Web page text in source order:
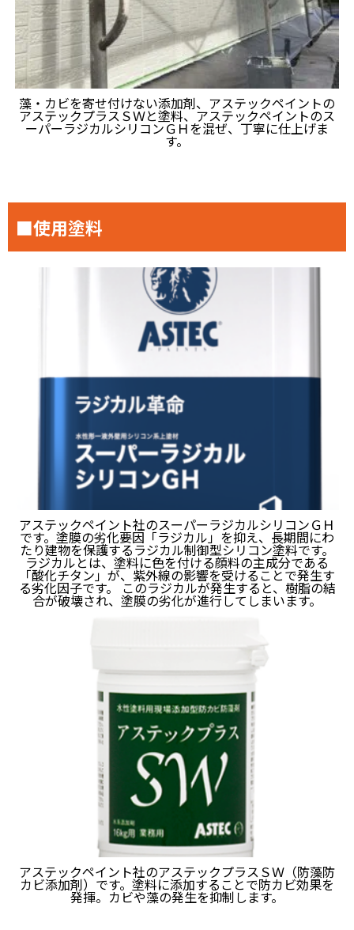
藻・カビを寄せ付けない添加剤、アステックペイントの
アステックプラスＳＷと塗料、アステックペイントのス
ーパーラジカルシリコンＧＨを混ぜ、丁寧に仕上げま
す。
■使用塗料
アステックペイント社のスーパーラジカルシリコンＧＨ
です。塗膜の劣化要因「ラジカル」を抑え、長期間にわ
たり建物を保護するラジカル制御型シリコン塗料です。
ラジカルとは、塗料に色を付ける顔料の主成分である
「酸化チタン」が、紫外線の影響を受けることで発生す
る劣化因子です。 このラジカルが発生すると、樹脂の結
合が破壊され、塗膜の劣化が進行してしまいます。
アステックペイント社のアステックプラスＳＷ（防藻防
カビ添加剤）です。塗料に添加することで防カビ効果を
発揮。カビや藻の発生を抑制します。